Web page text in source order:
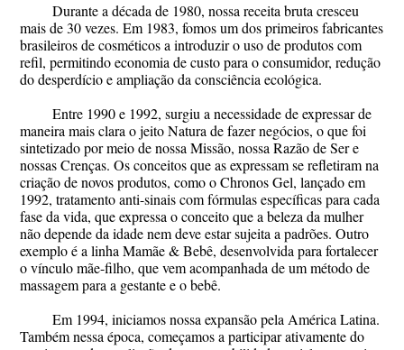
Durante a década de 1980, nossa receita bruta cresceu
mais de 30 vezes. Em 1983, fomos um dos primeiros fabricantes
brasileiros de cosméticos a introduzir o uso de produtos com
refil, permitindo economia de custo para o consumidor, redução
do desperdício e ampliação da consciência ecológica.
Entre 1990 e 1992, surgiu a necessidade de expressar de
maneira mais clara o jeito Natura de fazer negócios, o que foi
sintetizado por meio de nossa Missão, nossa Razão de Ser e
nossas Crenças. Os conceitos que as expressam se refletiram na
criação de novos produtos, como o Chronos Gel, lançado em
1992, tratamento anti-sinais com fórmulas específicas para cada
fase da vida, que expressa o conceito que a beleza da mulher
não depende da idade nem deve estar sujeita a padrões. Outro
exemplo é a linha Mamãe & Bebê, desenvolvida para fortalecer
o vínculo mãe-filho, que vem acompanhada de um método de
massagem para a gestante e o bebê.
Em 1994, iniciamos nossa expansão pela América Latina.
Também nessa época, começamos a participar ativamente do